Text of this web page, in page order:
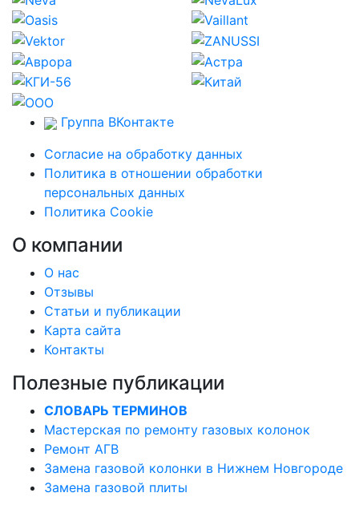
Группа ВКонтакте
Согласие на обработку данных
Политика в отношении обработки
персональных данных
Политика Cookie
О компании
О нас
Отзывы
Статьи и публикации
Карта сайта
Контакты
Полезные публикации
СЛОВАРЬ ТЕРМИНОВ
Мастерская по ремонту газовых колонок
Ремонт АГВ
Замена газовой колонки в Нижнем Новгороде
Замена газовой плиты